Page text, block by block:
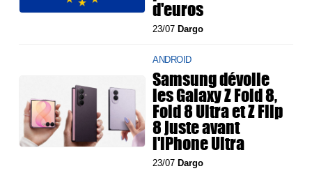
d'euros
23/07 Dargo
ANDROID
Samsung dévoile
les Galaxy Z Fold 8,
Fold 8 Ultra et Z Flip
8 juste avant
l'iPhone Ultra
23/07 Dargo